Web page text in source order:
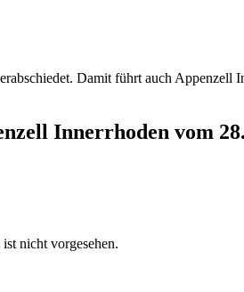
Damit führt auch Appenzell
Innerrhoden vom
nicht vorgesehen.